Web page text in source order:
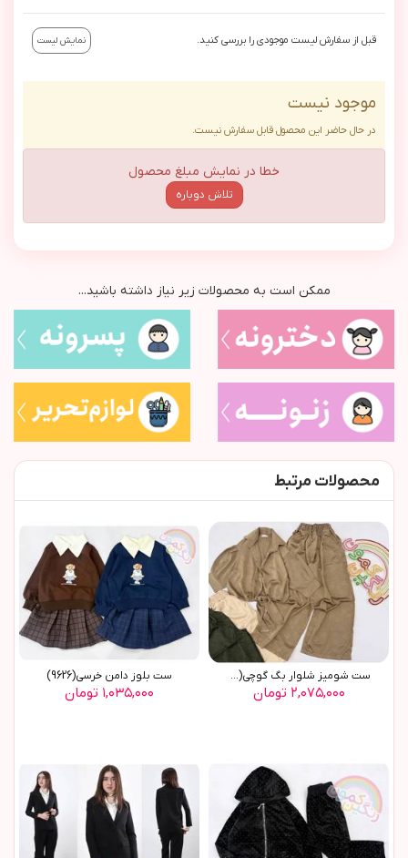
قبل از سفارش لیست موجودی را بررسی کنید. نمایش لیست
موجود نیست
در حال حاضر این محصول قابل سفارش نیست.
خطا در نمایش مبلغ محصول
تلاش دوباره
ممکن است به محصولات زیر نیاز داشته باشید...
محصولات مرتبط
ست شومیز شلوار بگ گوچی(9770)
۲,۰۷۵,۰۰۰ تومان
ست بلوز دامن خرسي(9626)
۱,۰۳۵,۰۰۰ تومان